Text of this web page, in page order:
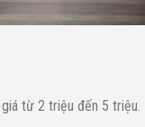
từ 2 triệu đến 5 triệu.